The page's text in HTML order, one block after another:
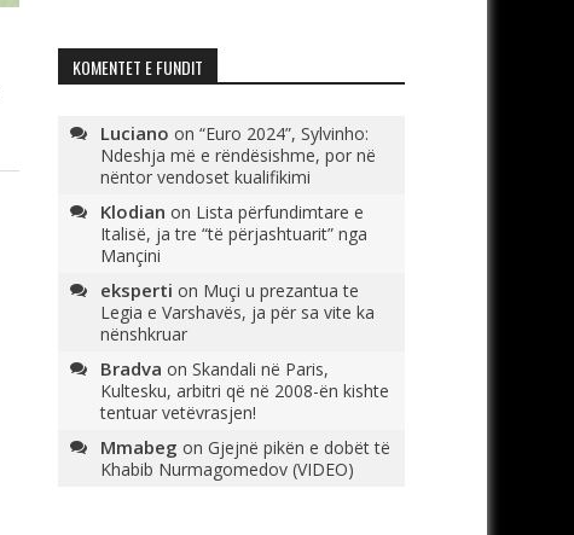
KOMENTET E FUNDIT
Luciano on “Euro 2024”, Sylvinho:
Ndeshja më e rëndësishme, por në
nëntor vendoset kualifikimi
Klodian on Lista përfundimtare e
Italisë, ja tre “të përjashtuarit” nga
Mançini
eksperti on Muçi u prezantua te
Legia e Varshavës, ja për sa vite ka
nënshkruar
Bradva on Skandali në Paris,
Kultesku, arbitri që në 2008-ën kishte
tentuar vetëvrasjen!
Mmabeg on Gjejnë pikën e dobët të
Khabib Nurmagomedov (VIDEO)